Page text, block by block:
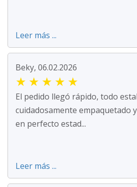
Leer más ...
Beky, 06.02.2026
★ ★ ★ ★ ★
El pedido llegó rápido, todo
cuidadosamente empaquetado
en perfecto estad...
Leer más ...